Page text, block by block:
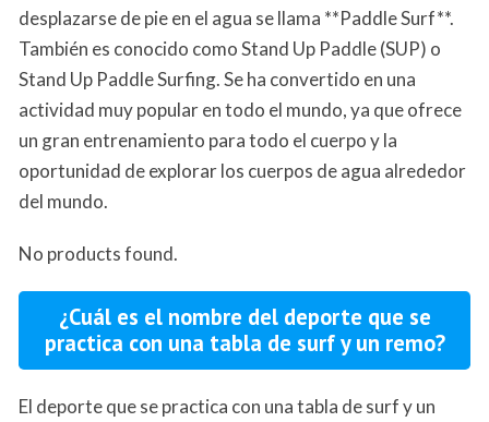
desplazarse de pie en el agua se llama **Paddle Surf**.
También es conocido como Stand Up Paddle (SUP) o
Stand Up Paddle Surfing. Se ha convertido en una
actividad muy popular en todo el mundo, ya que ofrece
un gran entrenamiento para todo el cuerpo y la
oportunidad de explorar los cuerpos de agua alrededor
del mundo.
No products found.
¿Cuál es el nombre del deporte que se
practica con una tabla de surf y un remo?
El deporte que se practica con una tabla de surf y un